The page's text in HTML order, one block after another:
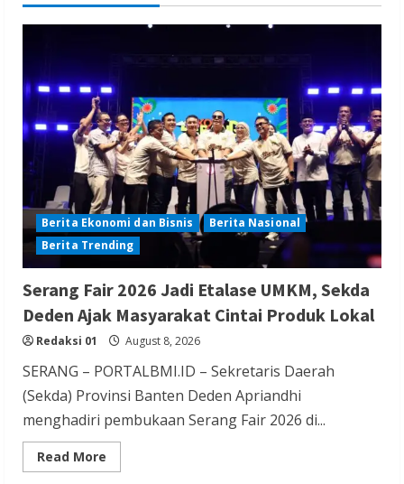
Berita Nasional Berita Politik
Sosialisasi Susunan Pengurus DPC PPP
Kabupaten Banyumas
Redaksi 01 August 8, 2026
Berita Hiburan
Berita Lifestyle dan Insurance
Berita Terbaru
THM Masih Beroperasi di Cilegon, Warga
Keluhkan Dugaan Peredaran Miras di
Room Karaoke Berizin Restoran
Redaksi 01 August 8, 2026
Berita Ekonomi dan Bisnis
Berita Nasional
Berita Trending
Serang Fair 2026 Jadi Etalase UMKM, Sekda
Deden Ajak Masyarakat Cintai Produk Lokal
Redaksi 01 August 8, 2026
SERANG – PORTALBMI.ID – Sekretaris Daerah
(Sekda) Provinsi Banten Deden Apriandhi
menghadiri pembukaan Serang Fair 2026 di...
Read More
more